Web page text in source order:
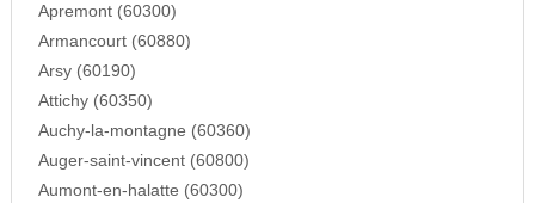
Apremont (60300)
Armancourt (60880)
Arsy (60190)
Attichy (60350)
Auchy-la-montagne (60360)
Auger-saint-vincent (60800)
Aumont-en-halatte (60300)